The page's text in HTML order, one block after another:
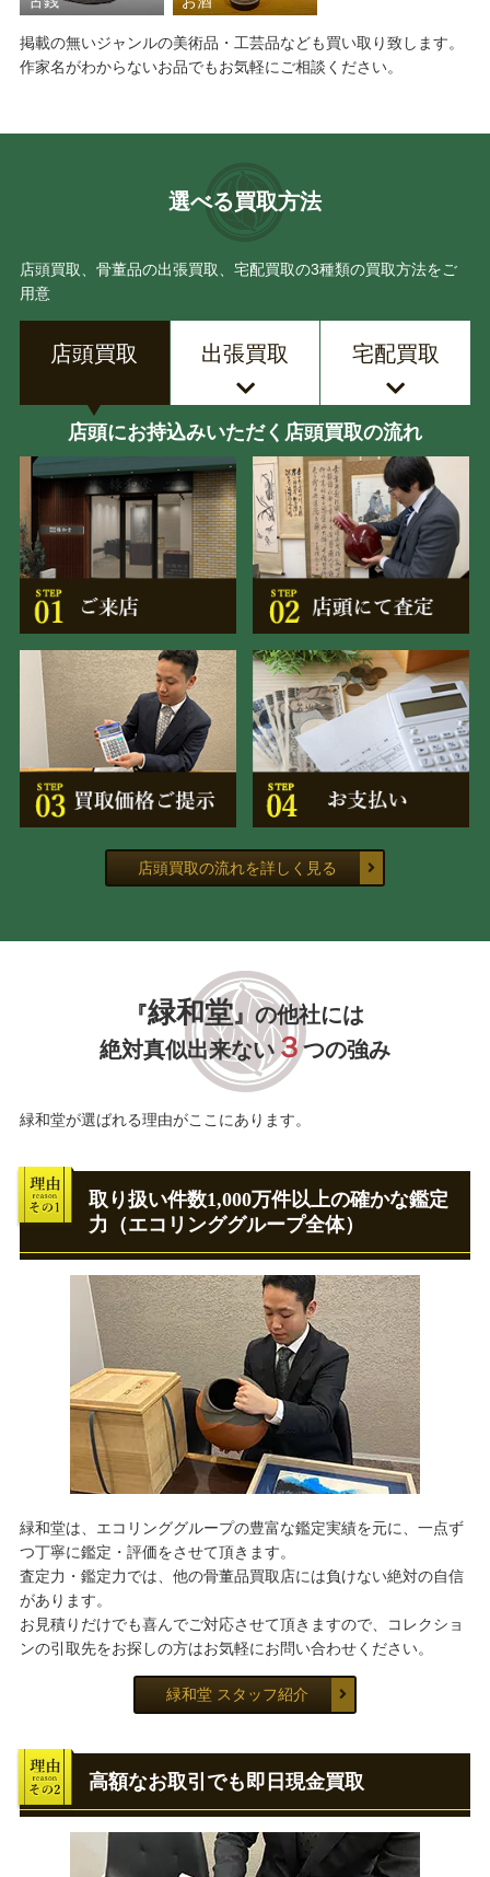
掲載の無いジャンルの美術品・工芸品なども買い取り致します。
作家名がわからないお品でもお気軽にご相談ください。
選べる買取方法
店頭買取、骨董品の出張買取、宅配買取の3種類の買取方法をご
用意
店頭買取 出張買取 宅配買取
店頭にお持込みいただく店頭買取の流れ
店頭買取の流れを詳しく見る
『緑和堂』の他社には
絶対真似出来ない ３つの強み
緑和堂が選ばれる理由がここにあります。
取り扱い件数1,000万件以上の確かな鑑定
力（エコリンググループ全体）
緑和堂は、エコリンググループの豊富な鑑定実績を元に、一点ず
つ丁寧に鑑定・評価をさせて頂きます。
査定力・鑑定力では、他の骨董品買取店には負けない絶対の自信
があります。
お見積りだけでも喜んでご対応させて頂きますので、コレクショ
ンの引取先をお探しの方はお気軽にお問い合わせください。
緑和堂 スタッフ紹介
高額なお取引でも即日現金買取